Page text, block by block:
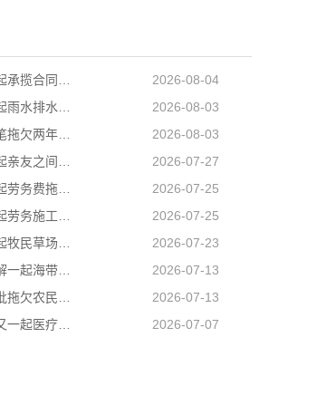
2026-08-04
2026-08-03
2026-08-03
2026-07-27
2026-07-25
2026-07-25
2026-07-23
2026-07-13
2026-07-13
2026-07-07